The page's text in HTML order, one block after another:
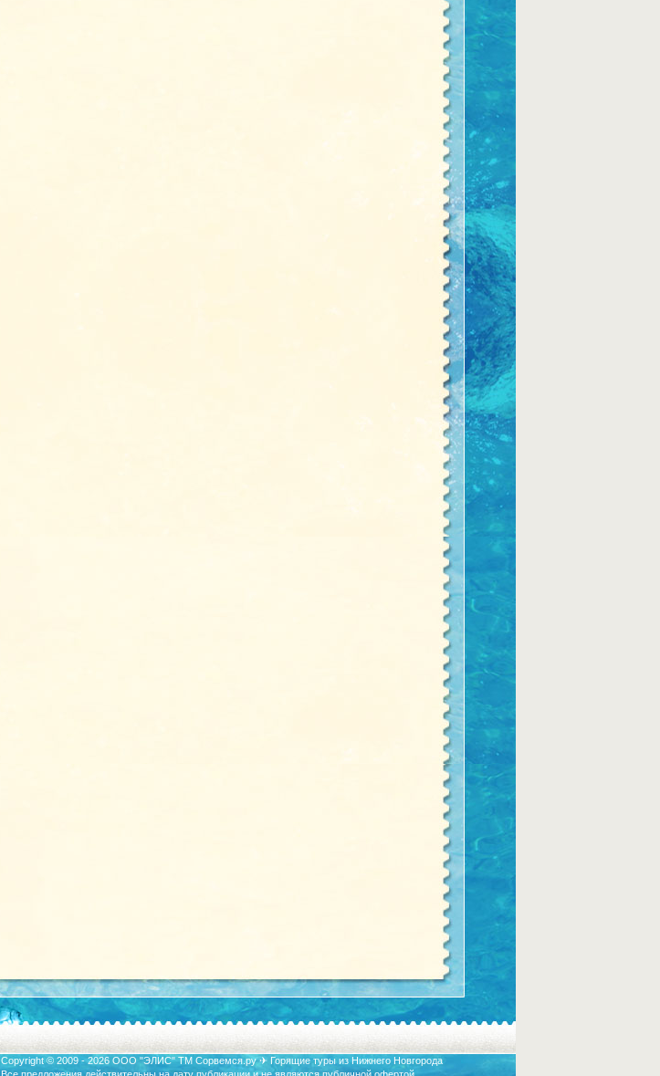
Copyright © 2009 - 2026 ООО "ЭЛИС" ТМ Сорвемся.ру ✈ Горящие туры из Нижнего Новгорода